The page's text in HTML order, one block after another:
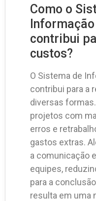
Como o
contribui
custos?
O Sistema de
contribui para a
diversas
projetos com
erros e
gastos extras.
a comunicação
equipes,
para a
resulta em uma